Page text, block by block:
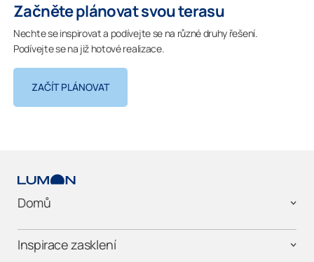
Začněte plánovat svou terasu
Nechte se inspirovat a podívejte se na různé druhy řešení.
Podívejte se na již hotové realizace.
ZAČÍT PLÁNOVAT
Domů
Inspirace zasklení